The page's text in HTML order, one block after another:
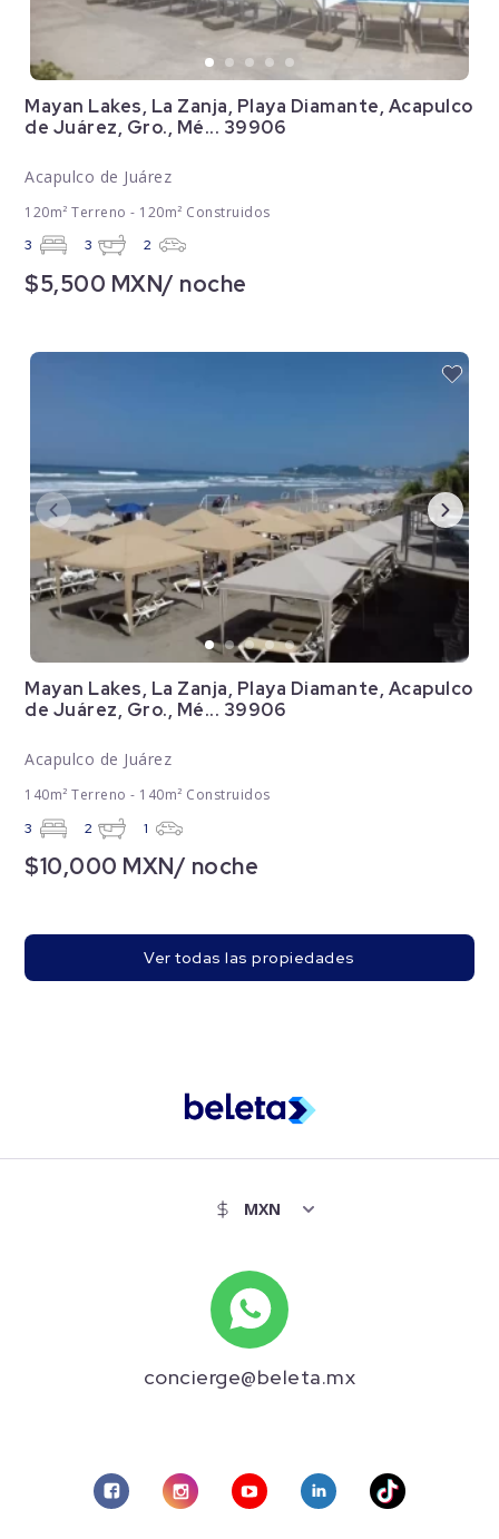
Mayan Lakes, La Zanja, Playa Diamante, Acapulco
de Juárez, Gro., Mé... 39906
Acapulco de Juárez
120m² Terreno - 120m² Construidos
3 3 2
$5,500 MXN/ noche
Mayan Lakes, La Zanja, Playa Diamante, Acapulco
de Juárez, Gro., Mé... 39906
Acapulco de Juárez
140m² Terreno - 140m² Construidos
3 2 1
$10,000 MXN/ noche
Ver todas las propiedades
concierge@beleta.mx